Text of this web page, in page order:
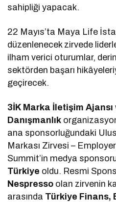
sahipliği yapacak.
22 Mayıs’ta Maya Life
düzenlenecek zirvede
ilham verici oturumlar,
sektörden başarı
geçirecek.
3İK Marka İletişim Ajansı
Danışmanlık
ana sponsorluğundaki
Markası Zirvesi –
Summit’in medya
Türkiye oldu. Resmi
Nespresso olan zirvenin
arasında Türkiye Finans,